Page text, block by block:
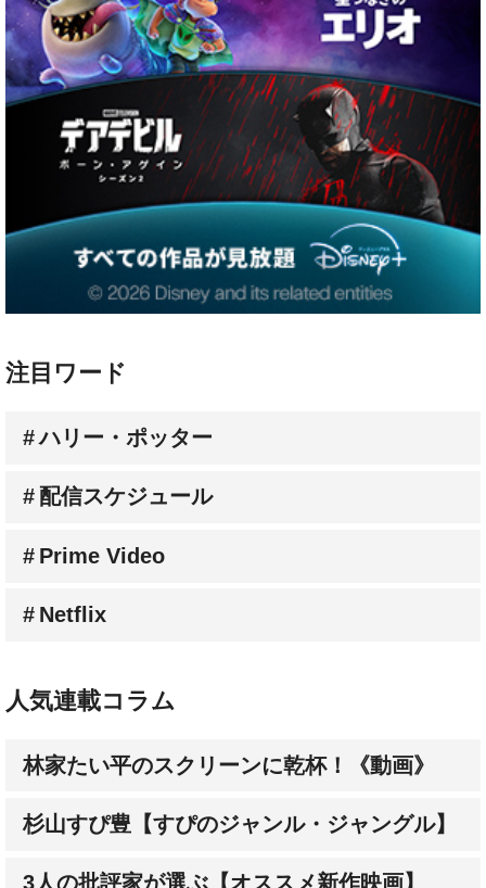
注目ワード
ハリー・ポッター
配信スケジュール
Prime Video
Netflix
人気連載コラム
林家たい平のスクリーンに乾杯！《動画》
杉山すぴ豊【すぴのジャンル・ジャングル】
3人の批評家が選ぶ【オススメ新作映画】